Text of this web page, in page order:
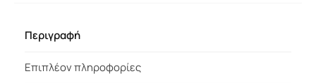
Περιγραφή
Επιπλέον πληροφορίες